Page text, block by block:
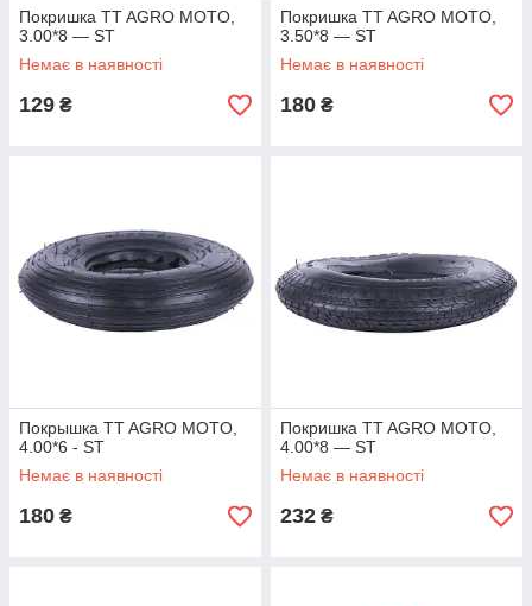
Покришка TT AGRO MOTO,
3.00*8 — ST
Немає в наявності
129 ₴
Покришка TT AGRO MOTO,
3.50*8 — ST
Немає в наявності
180 ₴
Покрышка TT AGRO MOTO,
4.00*6 - ST
Немає в наявності
180 ₴
Покришка TT AGRO MOTO,
4.00*8 — ST
Немає в наявності
232 ₴